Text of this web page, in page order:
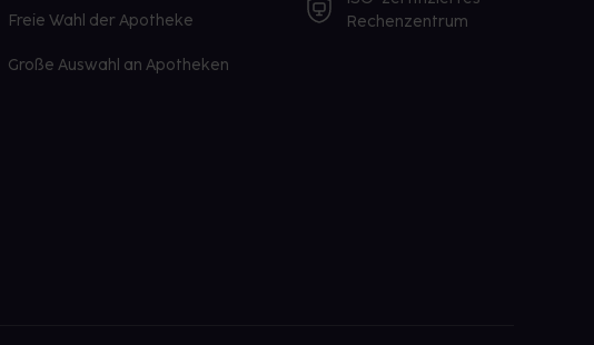
Freie Wahl der Apotheke
Große Auswahl an Apotheken
Rechenzentrum